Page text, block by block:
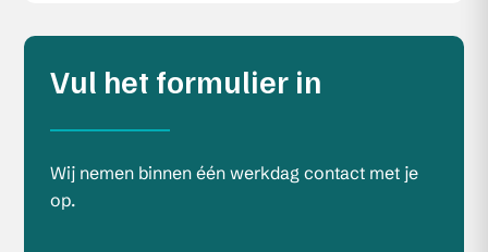
Vul het formulier in
Wij nemen binnen één werkdag contact met je
op.